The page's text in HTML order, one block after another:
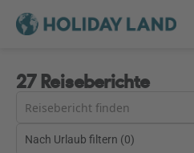
27 Reiseberichte
Nach Urlaub filtern (0)